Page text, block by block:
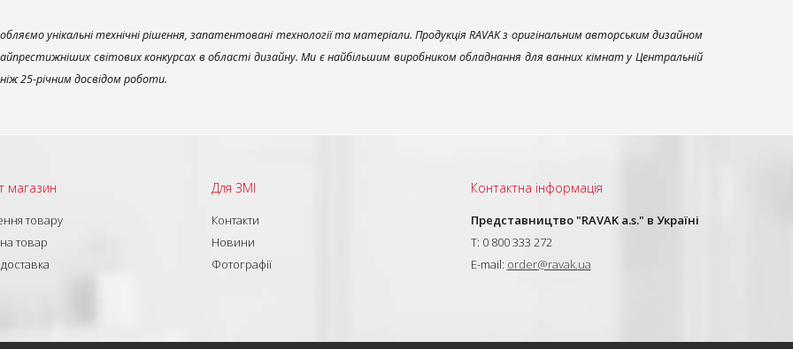
унікальні технічні рішення, запатентовані технології та матеріали. Продукція RAVAK з оригінальним авторським дизайном
світових конкурсах в області дизайну. Ми є найбільшим виробником обладнання для ванних кімнат у Центральній
25-річним досвідом роботи.
магазин
товару
товар
Для ЗМІ
Контакти
Новини
Фотографії
Контактна інформація
Представництво "RAVAK a.s." в Україні
T: 0 800 333 272
E-mail: order@ravak.ua